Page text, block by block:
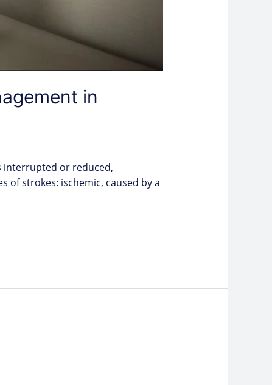
in
interrupted or reduced,
of strokes: ischemic, caused by a